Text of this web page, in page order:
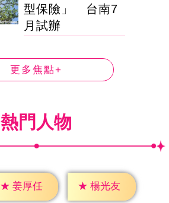
型保險」 台南7
月試辦
更多焦點+
熱門人物
★ 姜厚任 ★ 楊光友